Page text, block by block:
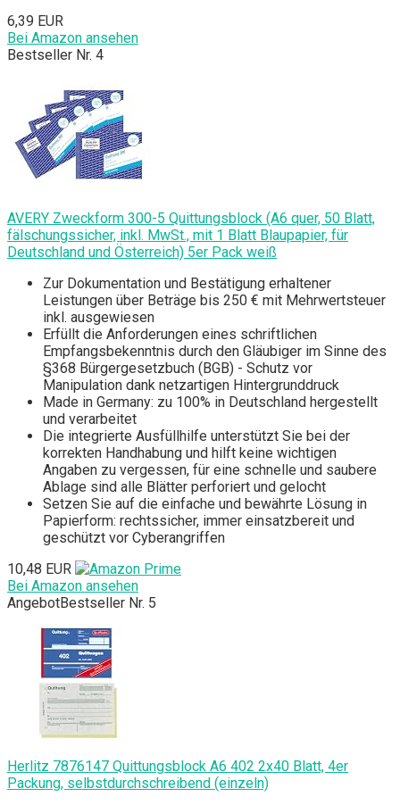
6,39 EUR
Bei Amazon ansehen
Bestseller Nr. 4
AVERY Zweckform 300-5 Quittungsblock (A6 quer, 50 Blatt,
fälschungssicher, inkl. MwSt., mit 1 Blatt Blaupapier, für
Deutschland und Österreich) 5er Pack weiß
Zur Dokumentation und Bestätigung erhaltener
Leistungen über Beträge bis 250 € mit Mehrwertsteuer
inkl. ausgewiesen
Erfüllt die Anforderungen eines schriftlichen
Empfangsbekenntnis durch den Gläubiger im Sinne des
§368 Bürgergesetzbuch (BGB) - Schutz vor
Manipulation dank netzartigen Hintergrunddruck
Made in Germany: zu 100% in Deutschland hergestellt
und verarbeitet
Die integrierte Ausfüllhilfe unterstützt Sie bei der
korrekten Handhabung und hilft keine wichtigen
Angaben zu vergessen, für eine schnelle und saubere
Ablage sind alle Blätter perforiert und gelocht
Setzen Sie auf die einfache und bewährte Lösung in
Papierform: rechtssicher, immer einsatzbereit und
geschützt vor Cyberangriffen
10,48 EUR
Bei Amazon ansehen
AngebotBestseller Nr. 5
Herlitz 7876147 Quittungsblock A6 402 2x40 Blatt, 4er
Packung, selbstdurchschreibend (einzeln)